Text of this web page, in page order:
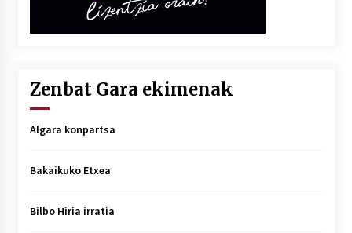
Zenbat Gara ekimenak
Algara konpartsa
Bakaikuko Etxea
Bilbo Hiria irratia